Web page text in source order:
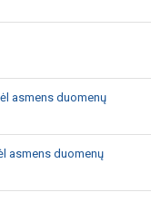
asmens duomenų
asmens duomenų